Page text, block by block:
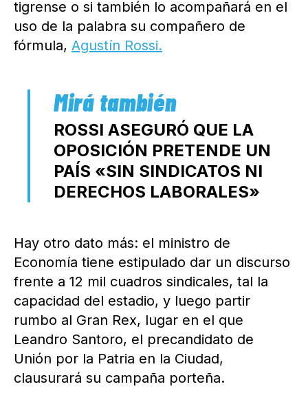
tigrense o si también lo acompañará en el
uso de la palabra su compañero de
fórmula, Agustín Rossi.
ROSSI ASEGURÓ QUE LA
OPOSICIÓN PRETENDE UN
PAÍS «SIN SINDICATOS NI
DERECHOS LABORALES»
Hay otro dato más: el ministro de
Economía tiene estipulado dar un discurso
frente a 12 mil cuadros sindicales, tal la
capacidad del estadio, y luego partir
rumbo al Gran Rex, lugar en el que
Leandro Santoro, el precandidato de
Unión por la Patria en la Ciudad,
clausurará su campaña porteña.